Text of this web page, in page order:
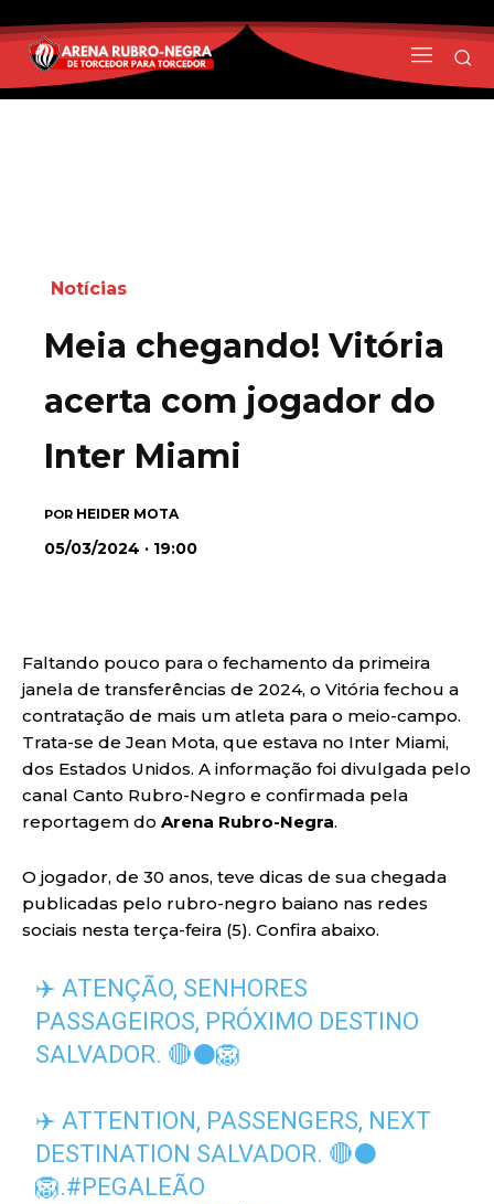
Notícias
Meia chegando! Vitória
acerta com jogador do
Inter Miami
POR HEIDER MOTA
05/03/2024 · 19:00
Faltando pouco para o fechamento da primeira
janela de transferências de 2024, o Vitória fechou a
contratação de mais um atleta para o meio-campo.
Trata-se de Jean Mota, que estava no Inter Miami,
dos Estados Unidos. A informação foi divulgada pelo
canal Canto Rubro-Negro e confirmada pela
reportagem do Arena Rubro-Negra.
O jogador, de 30 anos, teve dicas de sua chegada
publicadas pelo rubro-negro baiano nas redes
sociais nesta terça-feira (5). Confira abaixo.
✈️ ATENÇÃO, SENHORES
PASSAGEIROS, PRÓXIMO DESTINO
SALVADOR. 🔴⚫️🦁
✈️ ATTENTION, PASSENGERS, NEXT
DESTINATION SALVADOR. 🔴⚫️
🦁.#PEGALEÃO